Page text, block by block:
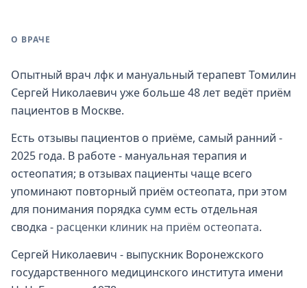
О ВРАЧЕ
Опытный врач лфк и мануальный терапевт Томилин
Сергей Николаевич уже больше 48 лет ведёт приём
пациентов в Москве.
Есть отзывы пациентов о приёме, самый ранний -
2025 года. В работе - мануальная терапия и
остеопатия; в отзывах пациенты чаще всего
упоминают повторный приём остеопата, при этом
для понимания порядка сумм есть отдельная
сводка - расценки клиник на приём остеопата.
Сергей Николаевич - выпускник Воронежского
государственного медицинского института имени